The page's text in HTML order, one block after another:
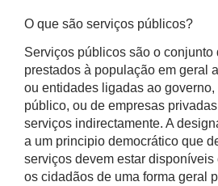
O que são serviços públicos?
Serviços públicos são o conjunto
prestados à população em geral
ou entidades ligadas ao
público, ou de empresas
serviços indirectamente. A
a um principio democrático que
serviços devem estar
os cidadãos de uma forma geral